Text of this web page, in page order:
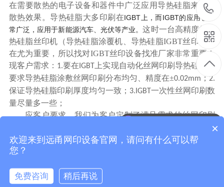
在需要散热的电子设备和器件中广泛应用导热硅脂来提高
散热效果。导热硅脂大多印刷在IGBT 上，而 IGBT的应用也非
常广泛，应用于新能源汽车、光伏等产业。这时一台高精度的导
热硅脂丝印机（导热硅脂涂覆机、导热硅脂IGBT丝印机）
在尤为重要，所以找对IGBT丝印设备找准厂家非常重要！
现客户需求： 1.要在 IGBT 上实现自动化丝网印刷导热硅脂，
要求导热硅脂涂敷丝网印刷分布均匀、精度在±0.02mm ； 2.
保证导热硅脂印刷厚度均匀一致； 3.IGBT 一次性丝网印刷数
量尽量多一些；
应客户要求，我们为客户定制了满足需求的丝网印刷
的模具
（治具）等细节和整个导热硅脂丝网设备的设计都考虑
到，最终满足了客户的导热硅脂丝网印刷要求。
案。
×
欢迎来到远甬网印设备官网，请问有什么可以帮
您？
免费咨询 稍后再说